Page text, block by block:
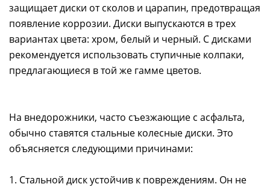
защищает диски от сколов и царапин, предотвращая
появление коррозии. Диски выпускаются в трех
вариантах цвета: хром, белый и черный. С дисками
рекомендуется использовать ступичные колпаки,
предлагающиеся в той же гамме цветов.
На внедорожники, часто съезжающие с асфальта,
обычно ставятся стальные колесные диски. Это
объясняется следующими причинами:
1. Стальной диск устойчив к повреждениям. Он не